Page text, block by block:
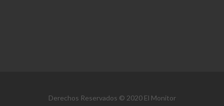
Derechos Reservados © 2020 El Monitor